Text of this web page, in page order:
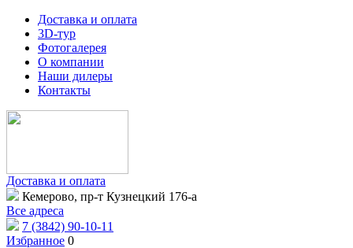
Доставка и оплата
3D-тур
Фотогалерея
О компании
Наши дилеры
Контакты
Доставка и оплата
Кемерово, пр-т Кузнецкий 176-а
Все адреса
7 (3842) 90-10-11
Избранное 0